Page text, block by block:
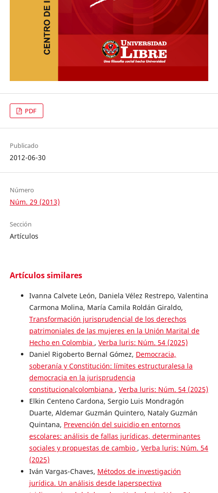
PDF
Publicado
2012-06-30
Número
Núm. 29 (2013)
Sección
Artículos
Artículos similares
Ivanna Calvete León, Daniela Vélez Restrepo, Valentina
Carmona Molina, María Camila Roldán Giraldo,
Transformación jurisprudencial de los derechos
patrimoniales de las mujeres en la Unión Marital de
Hecho en Colombia , Verba luris: Núm. 54 (2025)
Daniel Rigoberto Bernal Gómez, Democracia,
soberanía y Constitución: límites estructuralesa la
democracia en la jurisprudencia
constitucionalcolombiana , Verba luris: Núm. 54 (2025)
Elkin Centeno Cardona, Sergio Luis Mondragón
Duarte, Aldemar Guzmán Quintero, Nataly Guzmán
Quintana, Prevención del suicidio en entornos
escolares: análisis de fallas jurídicas, determinantes
sociales y propuestas de cambio , Verba luris: Núm. 54
(2025)
Iván Vargas-Chaves, Métodos de investigación
jurídica. Un análisis desde laperspectiva